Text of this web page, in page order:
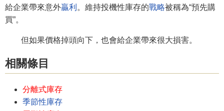
給企業帶來意外贏利 。維持投機性庫存的戰略被稱為“預先購
買”。
但如果價格掉頭向下，也會給企業帶來很大損害。
相關條目
分離式庫存
季節性庫存